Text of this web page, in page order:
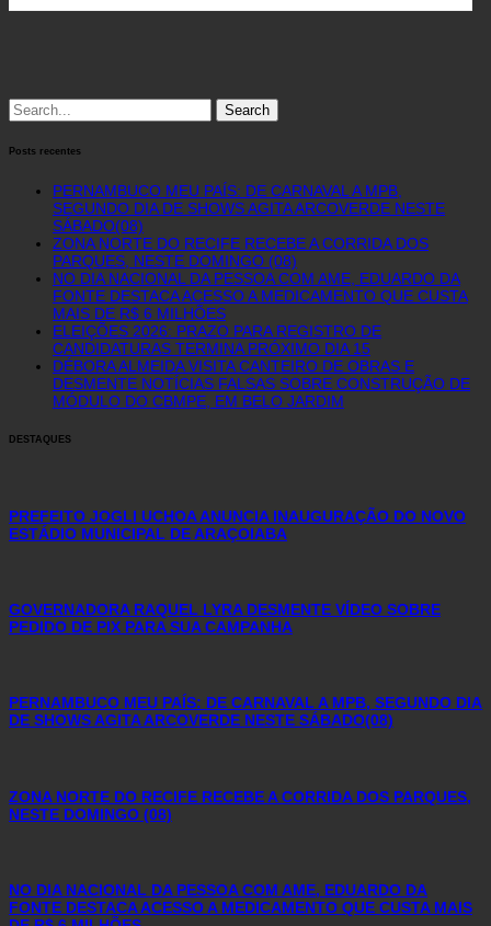
Search
for:
Posts recentes
PERNAMBUCO MEU PAÍS: DE CARNAVAL A MPB,
SEGUNDO DIA DE SHOWS AGITA ARCOVERDE NESTE
SÁBADO(08)
ZONA NORTE DO RECIFE RECEBE A CORRIDA DOS
PARQUES, NESTE DOMINGO (08)
NO DIA NACIONAL DA PESSOA COM AME, EDUARDO DA
FONTE DESTACA ACESSO A MEDICAMENTO QUE CUSTA
MAIS DE R$ 6 MILHÕES
ELEIÇÕES 2026: PRAZO PARA REGISTRO DE
CANDIDATURAS TERMINA PRÓXIMO DIA 15
DÉBORA ALMEIDA VISITA CANTEIRO DE OBRAS E
DESMENTE NOTÍCIAS FALSAS SOBRE CONSTRUÇÃO DE
MÓDULO DO CBMPE, EM BELO JARDIM
DESTAQUES
PREFEITO JOGLI UCHOA ANUNCIA INAUGURAÇÃO DO NOVO
ESTÁDIO MUNICIPAL DE ARAÇOIABA
GOVERNADORA RAQUEL LYRA DESMENTE VÍDEO SOBRE
PEDIDO DE PIX PARA SUA CAMPANHA
PERNAMBUCO MEU PAÍS: DE CARNAVAL A MPB, SEGUNDO DIA
DE SHOWS AGITA ARCOVERDE NESTE SÁBADO(08)
ZONA NORTE DO RECIFE RECEBE A CORRIDA DOS PARQUES,
NESTE DOMINGO (08)
NO DIA NACIONAL DA PESSOA COM AME, EDUARDO DA
FONTE DESTACA ACESSO A MEDICAMENTO QUE CUSTA MAIS